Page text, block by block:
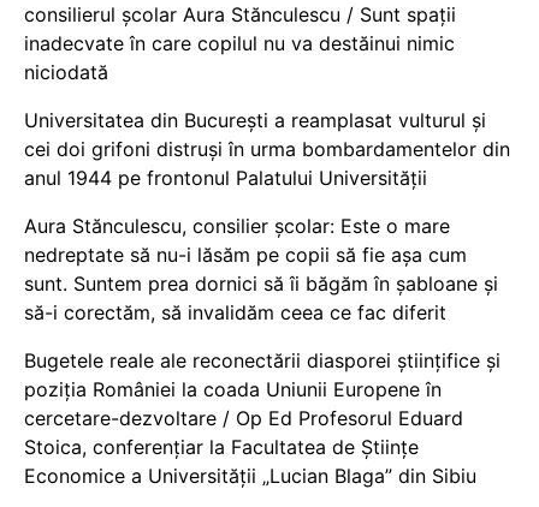
consilierul școlar Aura Stănculescu / Sunt spații
inadecvate în care copilul nu va destăinui nimic
niciodată
Universitatea din București a reamplasat vulturul și
cei doi grifoni distruși în urma bombardamentelor din
anul 1944 pe frontonul Palatului Universității
Aura Stănculescu, consilier școlar: Este o mare
nedreptate să nu-i lăsăm pe copii să fie așa cum
sunt. Suntem prea dornici să îi băgăm în șabloane și
să-i corectăm, să invalidăm ceea ce fac diferit
Bugetele reale ale reconectării diasporei științifice și
poziția României la coada Uniunii Europene în
cercetare-dezvoltare / Op Ed Profesorul Eduard
Stoica, conferențiar la Facultatea de Științe
Economice a Universității „Lucian Blaga” din Sibiu